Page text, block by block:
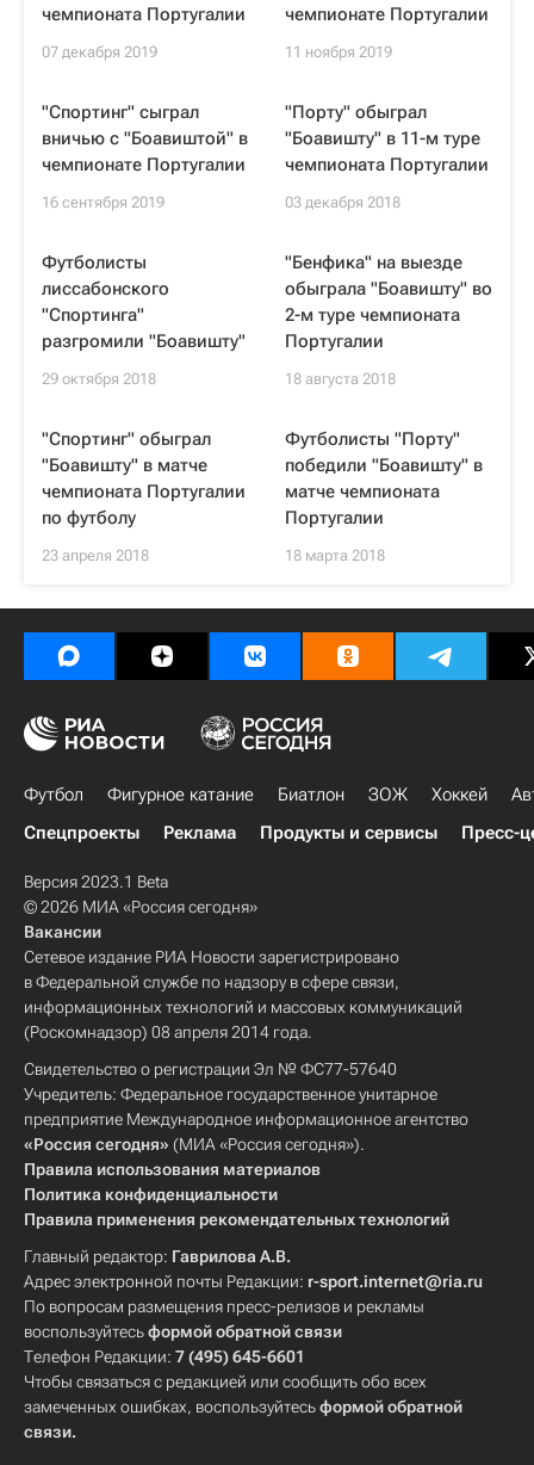
чемпионата Португалии
07 декабря 2019
чемпионате Португалии
11 ноября 2019
"Спортинг" сыграл
вничью с "Боавиштой" в
чемпионате Португалии
16 сентября 2019
"Порту" обыграл
"Боавишту" в 11-м туре
чемпионата Португалии
03 декабря 2018
Футболисты
лиссабонского
"Спортинга"
разгромили "Боавишту"
29 октября 2018
"Бенфика" на выезде
обыграла "Боавишту" во
2-м туре чемпионата
Португалии
18 августа 2018
"Спортинг" обыграл
"Боавишту" в матче
чемпионата Португалии
по футболу
23 апреля 2018
Футболисты "Порту"
победили "Боавишту" в
матче чемпионата
Португалии
18 марта 2018
Футбол Фигурное катание Биатлон ЗОЖ Хоккей
Спецпроекты
Реклама Продукты и сервисы Пресс-
Версия 2023.1 Beta
© 2026 МИА «Россия сегодня»
Вакансии
Сетевое издание РИА Новости зарегистрировано
в Федеральной службе по надзору в сфере связи,
информационных технологий и массовых коммуникаций
(Роскомнадзор) 08 апреля 2014 года.
Свидетельство о регистрации Эл № ФС77-57640
Учредитель: Федеральное государственное унитарное
предприятие Международное информационное агентство
«Россия сегодня» (МИА «Россия сегодня»).
Правила использования материалов
Политика конфиденциальности
Правила применения рекомендательных технологий
Главный редактор: Гаврилова А.В.
Адрес электронной почты Редакции: r-sport.internet@ria.ru
По вопросам размещения пресс-релизов и рекламы
воспользуйтесьформой обратной связи
Телефон Редакции: 7 (495) 645-6601
Чтобы связаться с редакцией или сообщить обо всех
замеченных ошибках, воспользуйтесьформой обратной
связи.